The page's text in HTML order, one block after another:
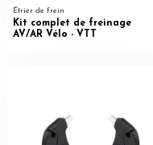
Étrier de frein
Kit complet de freinage
AV/AR Vélo - VTT